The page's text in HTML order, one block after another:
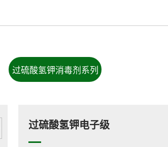
过硫酸氢钾消毒剂系列
过硫酸氢钾电子级